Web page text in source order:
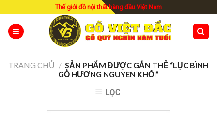
to
content
Thế giới đồ nội thất hàng đầu Việt Nam
TRANG CHỦ / SẢN PHẨM ĐƯỢC GẮN THẺ “LỤC BÌNH
GỖ HƯƠNG NGUYÊN KHỐI”
LỌC